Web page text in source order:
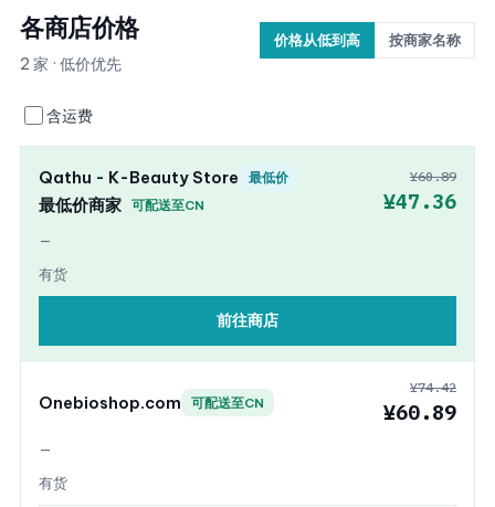
各商店价格
2 家 · 低价优先
价格从低到高 按商家名称
含运费
Qathu - K-Beauty Store 最低价
最低价商家 可配送至CN
—
有货
¥60.89
¥47.36
前往商店
Onebioshop.com 可配送至CN
—
有货
¥74.42
¥60.89